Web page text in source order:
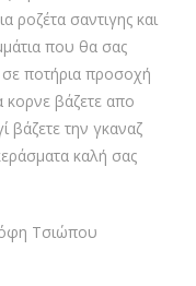
ροζέτα σαντιγης και
που θα σας
σε ποτήρια προσοχή
κορνε βάζετε απο
βάζετε την γκαναζ
καλή σας
Τσιώπου